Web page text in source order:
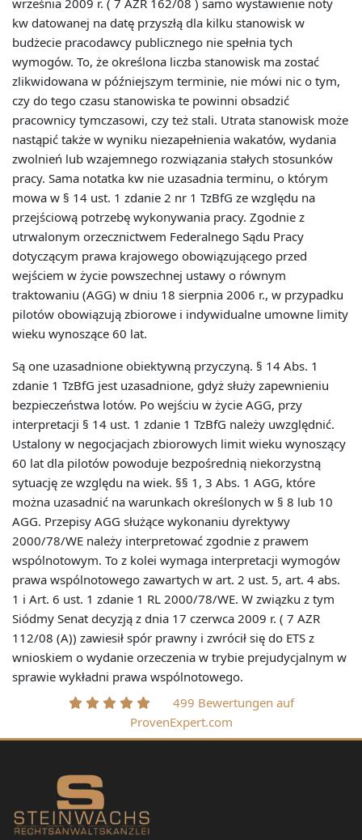
września 2009 r. ( 7 AZR 162/08 ) samo wystawienie noty
kw datowanej na datę przyszłą dla kilku stanowisk w
budżecie pracodawcy publicznego nie spełnia tych
wymogów. To, że określona liczba stanowisk ma zostać
zlikwidowana w późniejszym terminie, nie mówi nic o tym,
czy do tego czasu stanowiska te powinni obsadzić
pracownicy tymczasowi, czy też stali. Utrata stanowisk może
nastąpić także w wyniku niezapełnienia wakatów, wydania
zwolnień lub wzajemnego rozwiązania stałych stosunków
pracy. Sama notatka kw nie uzasadnia terminu, o którym
mowa w § 14 ust. 1 zdanie 2 nr 1 TzBfG ze względu na
przejściową potrzebę wykonywania pracy. Zgodnie z
utrwalonym orzecznictwem Federalnego Sądu Pracy
dotyczącym prawa krajowego obowiązującego przed
wejściem w życie powszechnej ustawy o równym
traktowaniu (AGG) w dniu 18 sierpnia 2006 r., w przypadku
pilotów obowiązują zbiorowe i indywidualne umowne limity
wieku wynoszące 60 lat.
Są one uzasadnione obiektywną przyczyną. § 14 Abs. 1
zdanie 1 TzBfG jest uzasadnione, gdyż służy zapewnieniu
bezpieczeństwa lotów. Po wejściu w życie AGG, przy
interpretacji § 14 ust. 1 zdanie 1 TzBfG należy uwzględnić.
Ustalony w negocjacjach zbiorowych limit wieku wynoszący
60 lat dla pilotów powoduje bezpośrednią niekorzystną
sytuację ze względu na wiek. §§ 1, 3 Abs. 1 AGG, które
można uzasadnić na warunkach określonych w § 8 lub 10
AGG. Przepisy AGG służące wykonaniu dyrektywy
2000/78/WE należy interpretować zgodnie z prawem
wspólnotowym. To z kolei wymaga interpretacji wymogów
prawa wspólnotowego zawartych w art. 2 ust. 5, art. 4 abs.
1 i Art. 6 ust. 1 zdanie 1 RL 2000/78/WE. W związku z tym
Siódmy Senat decyzją z dnia 17 czerwca 2009 r. ( 7 AZR
112/08 (A)) zawiesił spór prawny i zwrócił się do ETS z
wnioskiem o wydanie orzeczenia w trybie prejudycjalnym w
sprawie wykładni prawa wspólnotowego.
499 Bewertungen auf
ProvenExpert.com